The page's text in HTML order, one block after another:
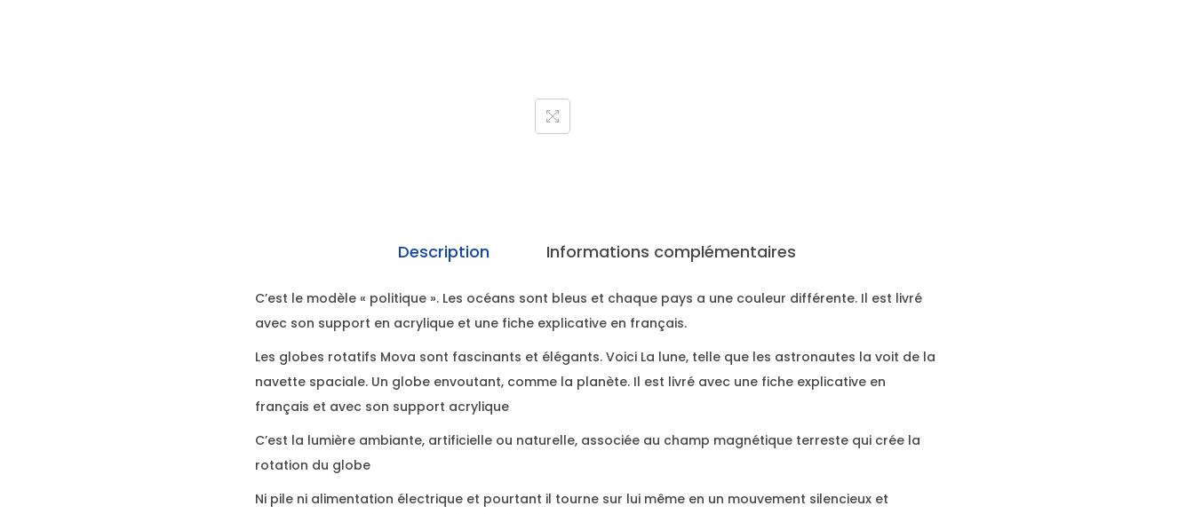
Description Informations complémentaires
C’est le modèle « politique ». Les océans sont bleus et chaque pays a une couleur différente. Il est livré
avec son support en acrylique et une fiche explicative en français.
Les globes rotatifs Mova sont fascinants et élégants. Voici La lune, telle que les astronautes la voit de la
navette spaciale. Un globe envoutant, comme la planète. Il est livré avec une fiche explicative en
français et avec son support acrylique
C’est la lumière ambiante, artificielle ou naturelle, associée au champ magnétique terreste qui crée la
rotation du globe
Ni pile ni alimentation électrique et pourtant il tourne sur lui même en un mouvement silencieux et